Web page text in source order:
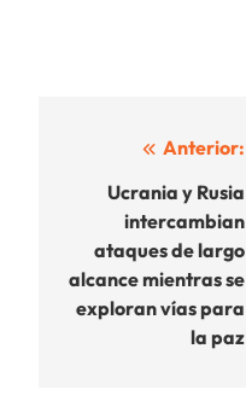
Navegación
entradas
Anterior:
Ucrania y Rusia
intercambian
ataques de largo
alcance mientras se
exploran vías para
la paz